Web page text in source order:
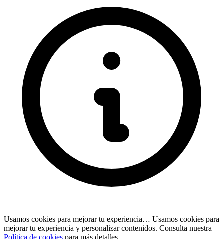
Usamos cookies para mejorar tu experiencia… Usamos cookies para
mejorar tu experiencia y personalizar contenidos. Consulta nuestra
Política de cookies para más detalles.